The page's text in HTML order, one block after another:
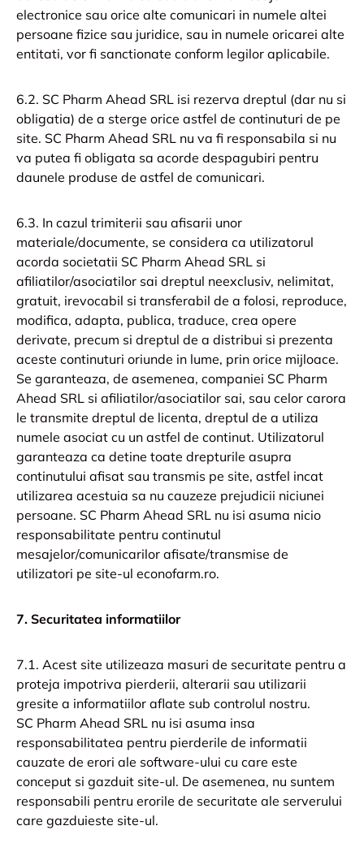
electronice sau orice alte comunicari in numele altei
persoane fizice sau juridice, sau in numele oricarei alte
entitati, vor fi sanctionate conform legilor aplicabile.
6.2. SC Pharm Ahead SRL isi rezerva dreptul (dar nu si
obligatia) de a sterge orice astfel de continuturi de pe
site. SC Pharm Ahead SRL nu va fi responsabila si nu
va putea fi obligata sa acorde despagubiri pentru
daunele produse de astfel de comunicari.
6.3. In cazul trimiterii sau afisarii unor
materiale/documente, se considera ca utilizatorul
acorda societatii SC Pharm Ahead SRL si
afiliatilor/asociatilor sai dreptul neexclusiv, nelimitat,
gratuit, irevocabil si transferabil de a folosi, reproduce,
modifica, adapta, publica, traduce, crea opere
derivate, precum si dreptul de a distribui si prezenta
aceste continuturi oriunde in lume, prin orice mijloace.
Se garanteaza, de asemenea, companiei SC Pharm
Ahead SRL si afiliatilor/asociatilor sai, sau celor carora
le transmite dreptul de licenta, dreptul de a utiliza
numele asociat cu un astfel de continut. Utilizatorul
garanteaza ca detine toate drepturile asupra
continutului afisat sau transmis pe site, astfel incat
utilizarea acestuia sa nu cauzeze prejudicii niciunei
persoane. SC Pharm Ahead SRL nu isi asuma nicio
responsabilitate pentru continutul
mesajelor/comunicarilor afisate/transmise de
utilizatori pe site-ul econofarm.ro.
7. Securitatea informatiilor
7.1. Acest site utilizeaza masuri de securitate pentru a
proteja impotriva pierderii, alterarii sau utilizarii
gresite a informatiilor aflate sub controlul nostru.
SC Pharm Ahead SRL nu isi asuma insa
responsabilitatea pentru pierderile de informatii
cauzate de erori ale software-ului cu care este
conceput si gazduit site-ul. De asemenea, nu suntem
responsabili pentru erorile de securitate ale serverului
care gazduieste site-ul.